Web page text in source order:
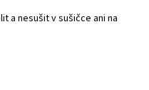
a nesušit v sušičce ani na